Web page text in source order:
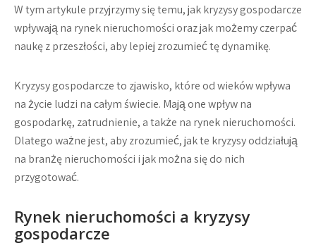
W tym artykule przyjrzymy się temu, jak kryzysy gospodarcze
wpływają na rynek nieruchomości oraz jak możemy czerpać
naukę z przeszłości, aby lepiej zrozumieć tę dynamikę.
Kryzysy gospodarcze to zjawisko, które od wieków wpływa
na życie ludzi na całym świecie. Mają one wpływ na
gospodarkę, zatrudnienie, a także na rynek nieruchomości.
Dlatego ważne jest, aby zrozumieć, jak te kryzysy oddziałują
na branżę nieruchomości i jak można się do nich
przygotować.
Rynek nieruchomości a kryzysy
gospodarcze